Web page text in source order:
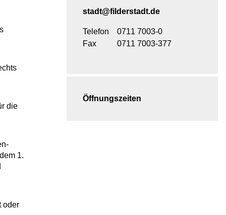
die
1.
oder
stadt@filderstadt.de
Telefon
0711 7003-0
Fax
0711 7003-377
Öffnungszeiten